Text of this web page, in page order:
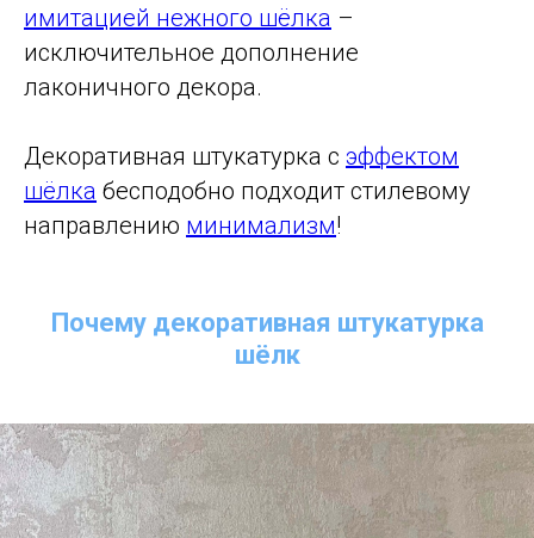
имитацией нежного шёлка –
исключительное дополнение
лаконичного декора.
Декоративная штукатурка с эффектом
шёлка бесподобно подходит стилевому
направлению минимализм!
Почему декоративная штукатурка
шёлк